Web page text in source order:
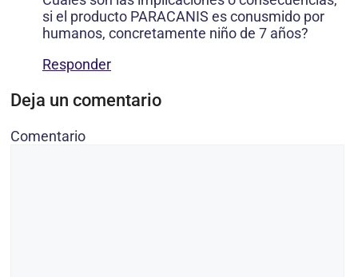
si el producto PARACANIS es conusmido por
humanos, concretamente niño de 7 años?
Responder
Deja un comentario
Comentario